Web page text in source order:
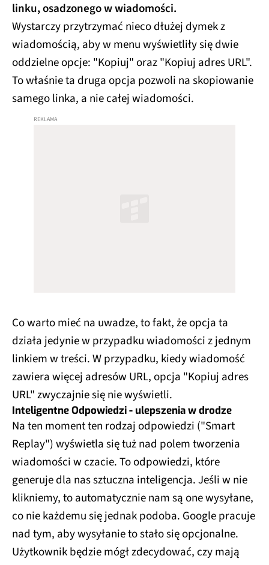
linku, osadzonego w wiadomości.
Wystarczy przytrzymać nieco dłużej dymek z
wiadomością, aby w menu wyświetliły się dwie
oddzielne opcje: "Kopiuj" oraz "Kopiuj adres URL".
To właśnie ta druga opcja pozwoli na skopiowanie
samego linka, a nie całej wiadomości.
Co warto mieć na uwadze, to fakt, że opcja ta
działa jedynie w przypadku wiadomości z jednym
linkiem w treści. W przypadku, kiedy wiadomość
zawiera więcej adresów URL, opcja "Kopiuj adres
URL" zwyczajnie się nie wyświetli.
Inteligentne Odpowiedzi - ulepszenia w drodze
Na ten moment ten rodzaj odpowiedzi ("Smart
Replay") wyświetla się tuż nad polem tworzenia
wiadomości w czacie. To odpowiedzi, które
generuje dla nas sztuczna inteligencja. Jeśli w nie
klikniemy, to automatycznie nam są one wysyłane,
co nie każdemu się jednak podoba. Google pracuje
nad tym, aby wysyłanie to stało się opcjonalne.
Użytkownik będzie mógł zdecydować, czy mają